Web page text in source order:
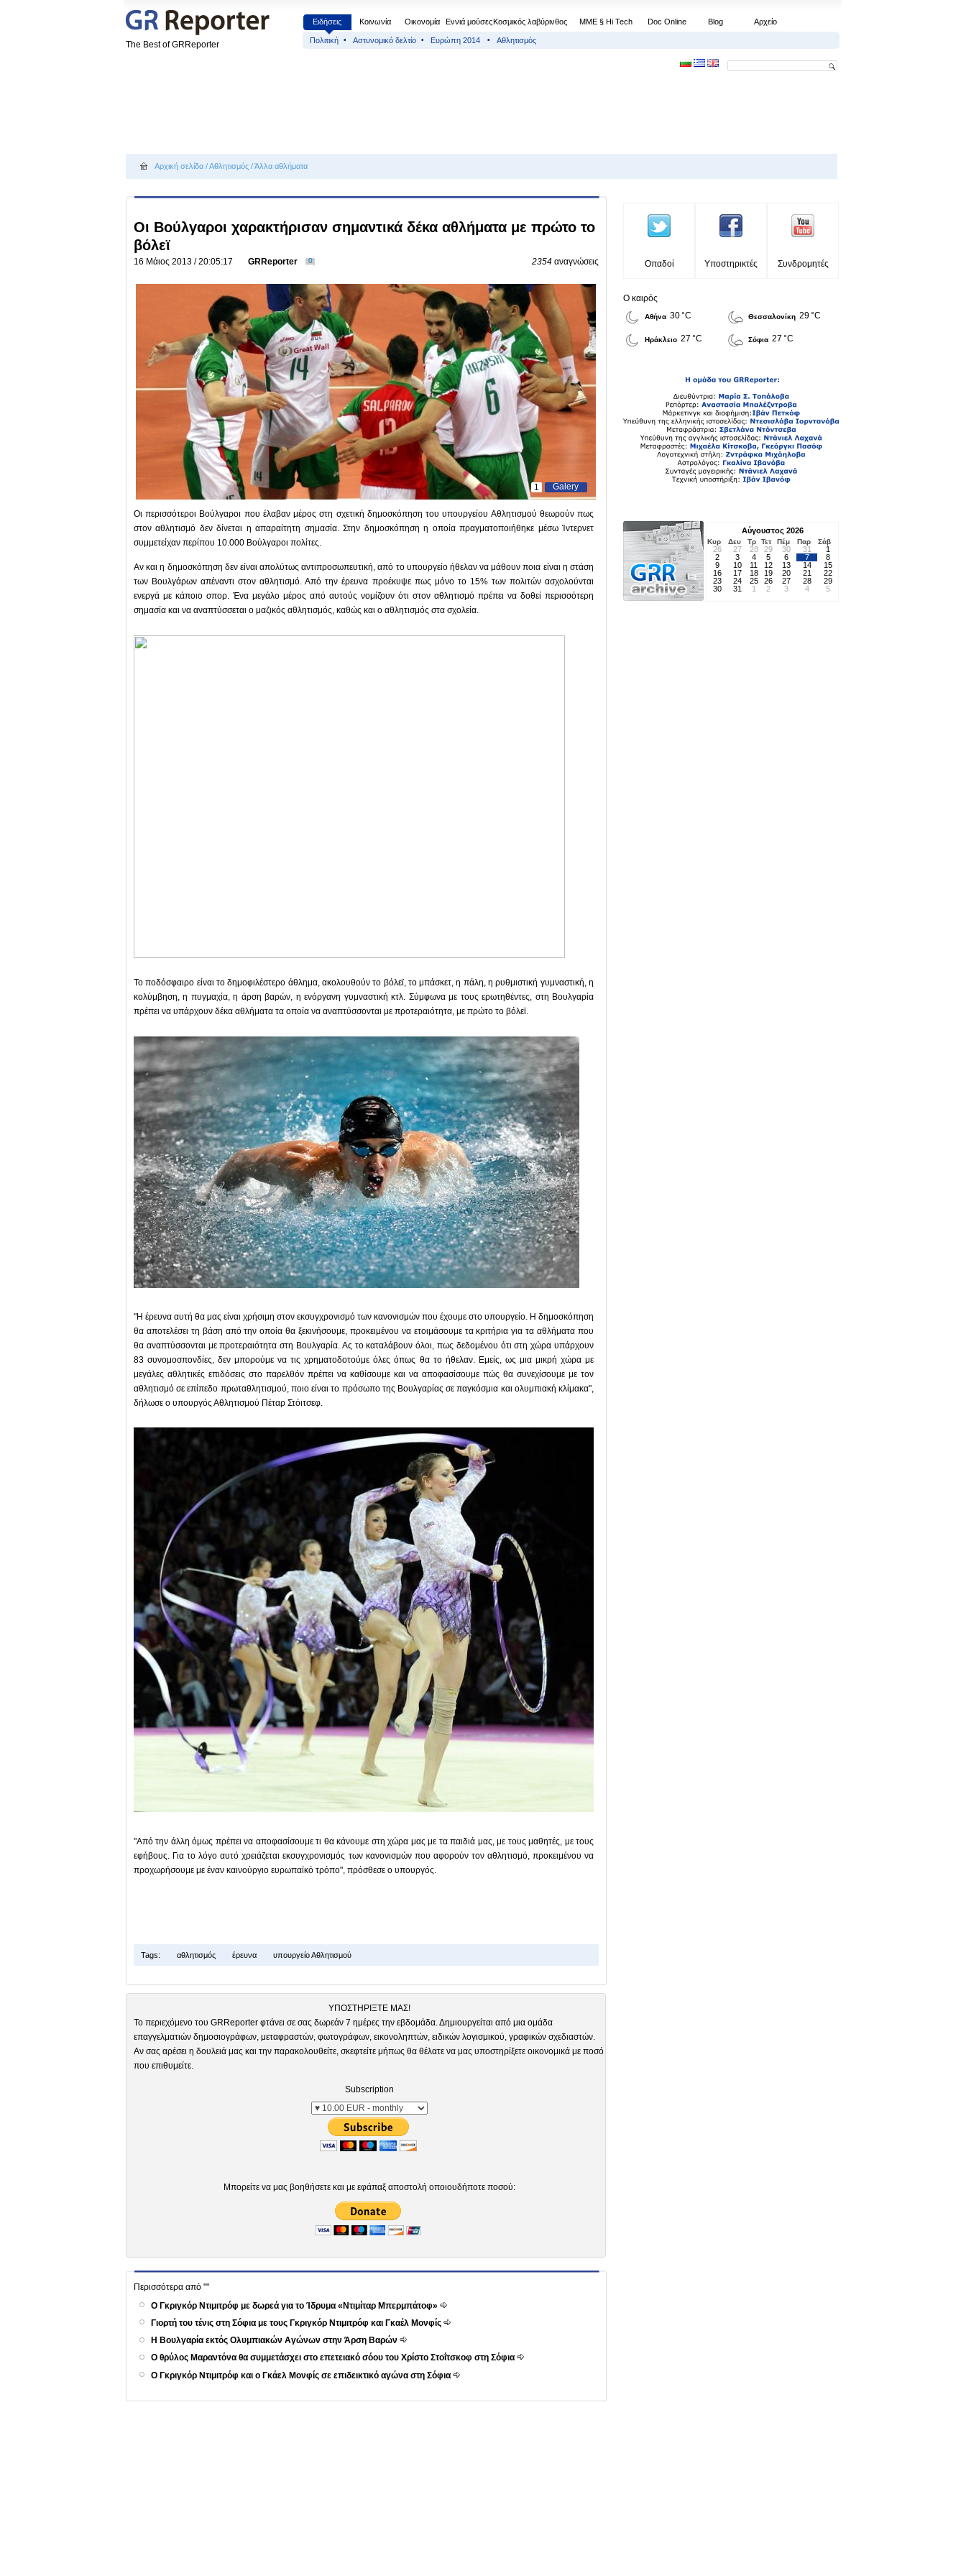
The Best of GRReporter
Ειδήσεις Κοινωνία Οικονομία Εννιά μούσεςΚοσμικός λαβύρινθος МΜΕ § Hi Tech Doc Online Blog Αρχείο
Πολιτική Αστυνομικό δελτίο Ευρώπη 2014 Αθλητισμός
Αρχική σελίδα /Αθλητισμός /Άλλα αθλήματα
Οι Βούλγαροι χαρακτήρισαν σημαντικά δέκα αθλήματα με πρώτο το
βόλεϊ
16 Μάιος 2013 / 20:05:17 GRReporter 0 2354 αναγνώσεις
Galery
1
Οι περισσότεροι Βούλγαροι που έλαβαν μέρος στη σχετική δημοσκόπηση του υπουργείου Αθλητισμού θεωρούν πως
στον αθλητισμό δεν δίνεται η απαραίτητη σημασία. Στην δημοσκόπηση η οποία πραγματοποιήθηκε μέσω Ίντερνετ
συμμετείχαν περίπου 10.000 Βούλγαροι πολίτες.
Αν και η δημοσκόπηση δεν είναι απολύτως αντιπροσωπευτική, από το υπουργείο ήθελαν να μάθουν ποια είναι η στάση
των Βουλγάρων απέναντι στον αθλητισμό. Από την έρευνα προέκυψε πως μόνο το 15% των πολιτών ασχολούνται
ενεργά με κάποιο σπορ. Ένα μεγάλο μέρος από αυτούς νομίζουν ότι στον αθλητισμό πρέπει να δοθεί περισσότερη
σημασία και να αναπτύσσεται ο μαζικός αθλητισμός, καθώς και ο αθλητισμός στα σχολεία.
Το ποδόσφαιρο είναι το δημοφιλέστερο άθλημα, ακολουθούν το βόλεϊ, το μπάσκετ, η πάλη, η ρυθμιστική γυμναστική, η
κολύμβηση, η πυγμαχία, η άρση βαρών, η ενόργανη γυμναστική κτλ. Σύμφωνα με τους ερωτηθέντες, στη Βουλγαρία
πρέπει να υπάρχουν δέκα αθλήματα τα οποία να αναπτύσσονται με προτεραιότητα, με πρώτο το βόλεϊ.
"Η έρευνα αυτή θα μας είναι χρήσιμη στον εκσυγχρονισμό των κανονισμών που έχουμε στο υπουργείο. Η δημοσκόπηση
θα αποτελέσει τη βάση από την οποία θα ξεκινήσουμε, προκειμένου να ετοιμάσουμε τα κριτήρια για τα αθλήματα που
θα αναπτύσσονται με προτεραιότητα στη Βουλγαρία. Ας το καταλάβουν όλοι, πως δεδομένου ότι στη χώρα υπάρχουν
83 συνομοσπονδίες, δεν μπορούμε να τις χρηματοδοτούμε όλες όπως θα το ήθελαν. Εμείς, ως μια μικρή χώρα με
μεγάλες αθλητικές επιδόσεις στο παρελθόν πρέπει να καθίσουμε και να αποφασίσουμε πώς θα συνεχίσουμε με τον
αθλητισμό σε επίπεδο πρωταθλητισμού, ποιο είναι το πρόσωπο της Βουλγαρίας σε παγκόσμια και ολυμπιακή κλίμακα",
δήλωσε ο υπουργός Αθλητισμού Πέταρ Στόιτσεφ.
"Από την άλλη όμως πρέπει να αποφασίσουμε τι θα κάνουμε στη χώρα μας με τα παιδιά μας, με τους μαθητές, με τους
εφήβους. Για το λόγο αυτό χρειάζεται εκσυγχρονισμός των κανονισμών που αφορούν τον αθλητισμό, προκειμένου να
προχωρήσουμε με έναν καινούργιο ευρωπαϊκό τρόπο", πρόσθεσε ο υπουργός.
Tags: αθλητισμός έρευνα υπουργείο Αθλητισμού
ΥΠΟΣΤΗΡΙΞΤΕ ΜΑΣ!
Το περιεχόμενο του GRReporter φτάνει σε σας δωρεάν 7 ημέρες την εβδομάδα. Δημιουργείται από μια ομάδα
επαγγελματιών δημοσιογράφων, μεταφραστών, φωτογράφων, εικονοληπτών, ειδικών λογισμικού, γραφικών σχεδιαστών.
Αν σας αρέσει η δουλειά μας και την παρακολουθείτε, σκεφτείτε μήπως θα θέλατε να μας υποστηρίξετε οικονομικά με ποσό
που επιθυμείτε.
Subscription
Μπορείτε να μας βοηθήσετε και με εφάπαξ αποστολή οποιουδήποτε ποσού:
Περισσότερα από ""
Ο Γκριγκόρ Ντιμιτρόφ με δωρεά για το Ίδρυμα «Ντιμίταρ Μπερμπάτοφ»
Γιορτή του τένις στη Σόφια με τους Γκριγκόρ Ντιμιτρόφ και Γκαέλ Μονφίς
Η Βουλγαρία εκτός Ολυμπιακών Αγώνων στην Άρση Βαρών
Ο θρύλος Μαραντόνα θα συμμετάσχει στο επετειακό σόου του Χρίστο Στοΐτσκοφ στη Σόφια
Ο Γκριγκόρ Ντιμιτρόφ και ο Γκάελ Μονφίς σε επιδεικτικό αγώνα στη Σόφια
Οπαδοί Υποστηρικτές Συνδρομητές
Ο καιρός
Αθήνα 30 °C Θεσσαλονίκη 29 °C
Ηράκλειο 27 °C Σόφια 27 °C
Αύγουστος 2026
Κυρ Δευ Τρ Τετ Πέμ Παρ Σάβ
26 27 28 29 30 31
1
2
3 4 5 6 7
8
9
10 11 12 13 14
15
16
17 18 19 20 21
22
23
24 25 26 27 28
29
30
31 1 2 3 4 5